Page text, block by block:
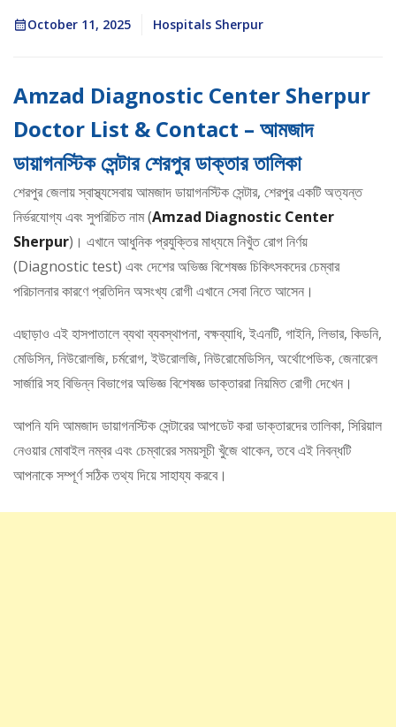
October 11, 2025 Hospitals Sherpur
Amzad Diagnostic Center Sherpur
Doctor List & Contact – আমজাদ
ডায়াগনস্টিক সেন্টার শেরপুর ডাক্তার তালিকা
শেরপুর জেলায় স্বাস্থ্যসেবায় আমজাদ ডায়াগনস্টিক সেন্টার, শেরপুর একটি অত্যন্ত
নির্ভরযোগ্য এবং সুপরিচিত নাম (Amzad Diagnostic Center
Sherpur)। এখানে আধুনিক প্রযুক্তির মাধ্যমে নিখুঁত রোগ নির্ণয়
(Diagnostic test) এবং দেশের অভিজ্ঞ বিশেষজ্ঞ চিকিৎসকদের চেম্বার
পরিচালনার কারণে প্রতিদিন অসংখ্য রোগী এখানে সেবা নিতে আসেন।
এছাড়াও এই হাসপাতালে ব্যথা ব্যবস্থাপনা, বক্ষব্যাধি, ইএনটি, গাইনি, লিভার, কিডনি,
মেডিসিন, নিউরোলজি, চর্মরোগ, ইউরোলজি, নিউরোমেডিসিন, অর্থোপেডিক, জেনারেল
সার্জারি সহ বিভিন্ন বিভাগের অভিজ্ঞ বিশেষজ্ঞ ডাক্তাররা নিয়মিত রোগী দেখেন।
আপনি যদি আমজাদ ডায়াগনস্টিক সেন্টারের আপডেট করা ডাক্তারদের তালিকা, সিরিয়াল
নেওয়ার মোবাইল নম্বর এবং চেম্বারের সময়সূচী খুঁজে থাকেন, তবে এই নিবন্ধটি
আপনাকে সম্পূর্ণ সঠিক তথ্য দিয়ে সাহায্য করবে।